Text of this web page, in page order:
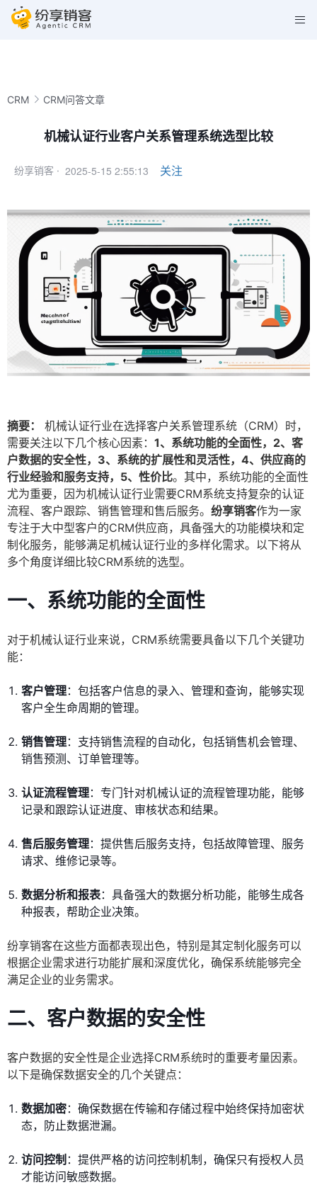
CRM CRM问答文章
机械认证行业客户关系管理系统选型比较
纷享销客 · 2025-5-15 2:55:13 关注
摘要：
机械认证行业在选择客户关系管理系统（CRM）时，
需要关注以下几个核心因素： 1、系统功能的全面性，2、客
户数据的安全性，3、系统的扩展性和灵活性，4、供应商的
行业经验和服务支持，5、性价比。其中，系统功能的全面性
尤为重要，因为机械认证行业需要CRM系统支持复杂的认证
流程、客户跟踪、销售管理和售后服务。 纷享销客作为一家
专注于大中型客户的CRM供应商，具备强大的功能模块和定
制化服务，能够满足机械认证行业的多样化需求。以下将从
多个角度详细比较CRM系统的选型。
一、系统功能的全面性
对于机械认证行业来说，CRM系统需要具备以下几个关键功
能：
客户管理：包括客户信息的录入、管理和查询，能够实现
客户全生命周期的管理。
销售管理：支持销售流程的自动化，包括销售机会管理、
销售预测、订单管理等。
认证流程管理：专门针对机械认证的流程管理功能，能够
记录和跟踪认证进度、审核状态和结果。
售后服务管理：提供售后服务支持，包括故障管理、服务
请求、维修记录等。
数据分析和报表：具备强大的数据分析功能，能够生成各
种报表，帮助企业决策。
纷享销客在这些方面都表现出色，特别是其定制化服务可以
根据企业需求进行功能扩展和深度优化，确保系统能够完全
满足企业的业务需求。
二、客户数据的安全性
客户数据的安全性是企业选择CRM系统时的重要考量因素。
以下是确保数据安全的几个关键点：
数据加密：确保数据在传输和存储过程中始终保持加密状
态，防止数据泄漏。
访问控制 ：提供严格的访问控制机制，确保只有授权人员
才能访问敏感数据。